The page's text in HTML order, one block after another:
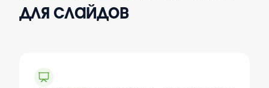
для слайдов